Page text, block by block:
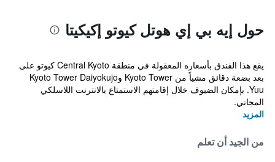
حول إيه بي إي هوتل كيوتو إكيكيتا
يقع هذا الفندق بأسعاره المعقولة في منطقة Central Kyoto كيوتو على
بعد بضعة دقائق مشياً من Kyoto Tower وKyoto Tower Daiyokujo
Yuu. بإمكان الضيوف خلال إقامتهم الاستمتاع بالانترنت اللاسلكي
المجاني.
المزيد
من الجيد أن تعلم